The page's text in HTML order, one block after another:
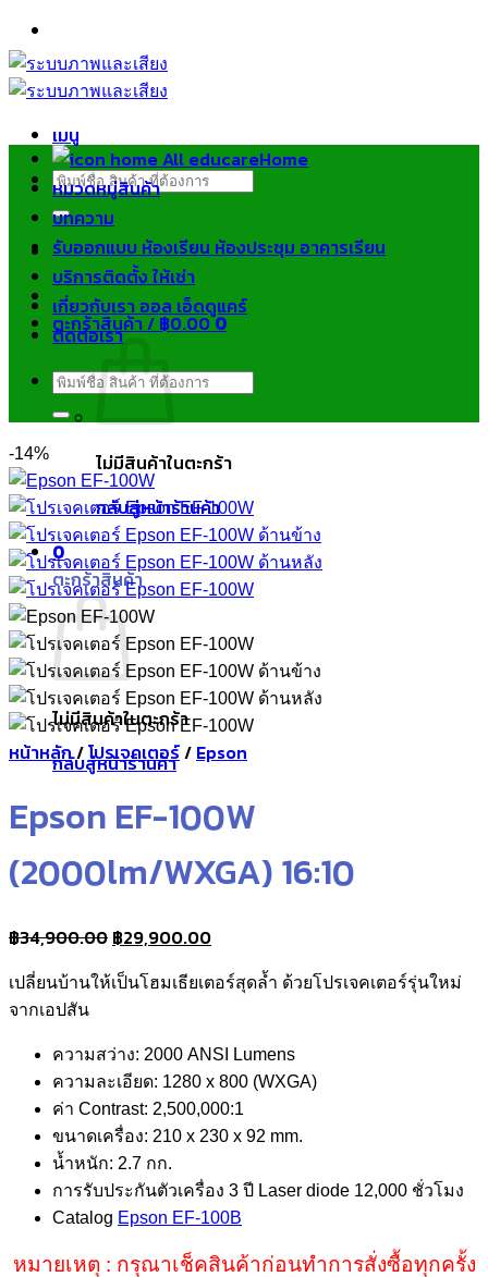
ข้าม
ไป
ยัง
เมนู
ค้นหา:
ตะกร้าสินค้า /฿0.000
ไม่มีสินค้าในตะกร้า
กลับสู่หน้าร้านค้า
0
ตะกร้าสินค้า
ไม่มีสินค้าในตะกร้า
กลับสู่หน้าร้านค้า
Home
หมวดหมู่สินค้า
บทความ
รับออกแบบ ห้องเรียน ห้องประชุม อาคารเรียน
บริการติดตั้ง ให้เช่า
เกี่ยวกับเรา ออล เอ็ดดูแคร์
ติดต่อเรา
ค้นหา:
-14%
หน้าหลัก/โปรเจคเตอร์/ Epson
Epson EF-100W
(2000lm/WXGA) 16:10
฿34,900.00 Original
was:
฿29,900.00Current
is:
เปลี่ยนบ้านให้เป็นโฮมเธียเตอร์สุดล้ำ ด้วยโปรเจคเตอร์รุ่นใหม่
จากเอปสัน
ความสว่าง: 2000 ANSI Lumens
ความละเอียด: 1280 x 800 (WXGA)
ค่า Contrast: 2,500,000:1
ขนาดเครื่อง: 210 x 230 x 92 mm.
น้ำหนัก: 2.7 กก.
การรับประกันตัวเครื่อง 3 ปี Laser diode 12,000 ชั่วโมง
Catalog Epson EF-100B
หมายเหตุ : กรุณาเช็คสินค้าก่อนทำการสั่งซื้อทุกครั้ง